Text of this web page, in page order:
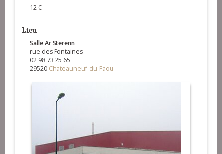
12 €
Lieu
Salle Ar Sterenn
rue des Fontaines
02 98 73 25 65
29520 Chateauneuf-du-Faou